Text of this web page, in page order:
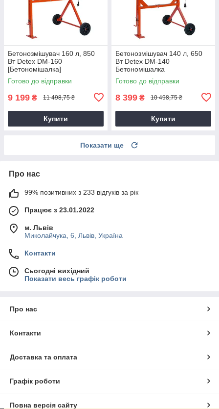
Бетонозмішувач 160 л, 850
Вт Detex DM-160
[Бетономішалка]
Готово до відправки
9 199 ₴ 11 498,75 ₴
Купити
Бетонозмішувач 140 л, 650
Вт Detex DM-140
Бетономішалка
Готово до відправки
8 399 ₴ 10 498,75 ₴
Купити
Показати ще
Про нас
99% позитивних з 233 відгуків за рік
Працює з 23.01.2022
м. Львів
Миколайчука, 6, Львів, Україна
Контакти
Сьогодні вихідний
Показати весь графік роботи
Про нас
Контакти
Доставка та оплата
Графік роботи
Повна версія сайту